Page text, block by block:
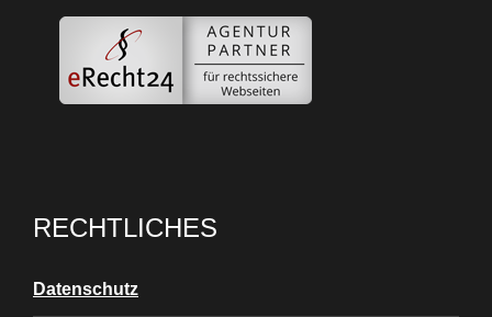
RECHTLICHES
Datenschutz